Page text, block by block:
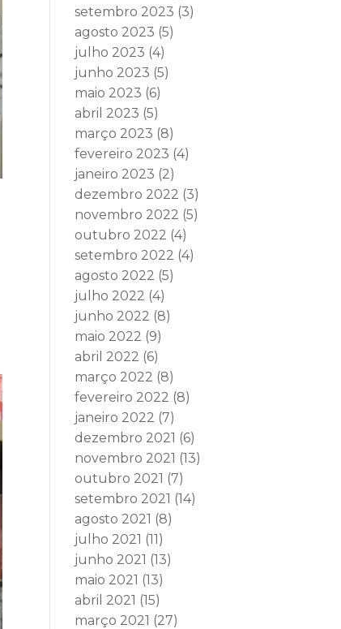
setembro 2023 (3)
agosto 2023 (5)
julho 2023 (4)
junho 2023 (5)
maio 2023 (6)
abril 2023 (5)
março 2023 (8)
fevereiro 2023 (4)
janeiro 2023 (2)
dezembro 2022 (3)
novembro 2022 (5)
outubro 2022 (4)
setembro 2022 (4)
agosto 2022 (5)
julho 2022 (4)
junho 2022 (8)
maio 2022 (9)
abril 2022 (6)
março 2022 (8)
fevereiro 2022 (8)
janeiro 2022 (7)
dezembro 2021 (6)
novembro 2021 (13)
outubro 2021 (7)
setembro 2021 (14)
agosto 2021 (8)
julho 2021 (11)
junho 2021 (13)
maio 2021 (13)
abril 2021 (15)
março 2021 (27)